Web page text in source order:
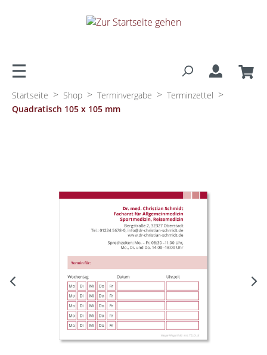
Startseite > Shop > Terminvergabe > Terminzettel >
Quadratisch 105 x 105 mm